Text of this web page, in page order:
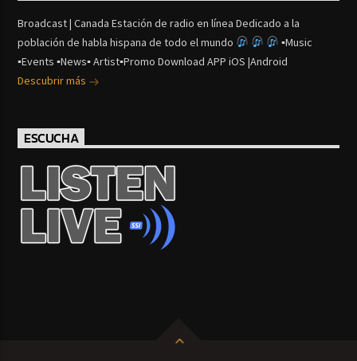
Broadcast | Canada Estación de radio en línea Dedicado a la
población de habla hispana de todo el mundo
▪Music
▪Events ▪News▪ Artist▪Promo Download APP iOS |Android
Descubrir más
ESCUCHA